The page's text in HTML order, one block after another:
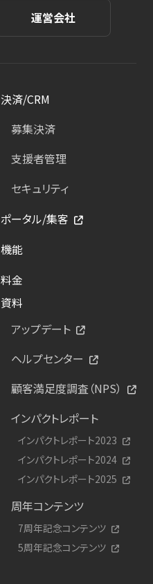
運営会社
決済/CRM
募集決済
支援者管理
セキュリティ
ポータル/集客
機能
料金
資料
アップデート
ヘルプセンター
顧客満足度調査（NPS）
インパクトレポート
インパクトレポート2023
インパクトレポート2024
インパクトレポート2025
周年コンテンツ
7周年記念コンテンツ
5周年記念コンテンツ